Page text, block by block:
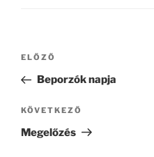
Bejegyzés
Korábbi
bejegyzés
ELŐZŐ
Beporzók napja
Következő
bejegyzés
KÖVETKEZŐ
Megelőzés